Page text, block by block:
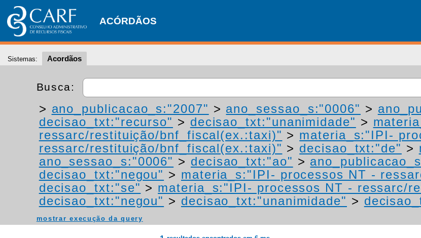
ACÓRDÃOS
Sistemas: Acordãos
Busca:
> ano_publicacao_s:"2007" > ano_sessao_s:"0006" >
decisao_txt:"recurso" > decisao_txt:"unanimidade" >
ressarc/restituição/bnf_fiscal(ex.:taxi)" > materia_s:"IPI-
ressarc/restituição/bnf_fiscal(ex.:taxi)" > decisao_txt:"de" >
ano_sessao_s:"0006" > decisao_txt:"ao" >
decisao_txt:"negou" > materia_s:"IPI- processos NT -
decisao_txt:"se" > materia_s:"IPI- processos NT - ressarc/
decisao_txt:"negou" > decisao_txt:"unanimidade" >
mostrar execução da query